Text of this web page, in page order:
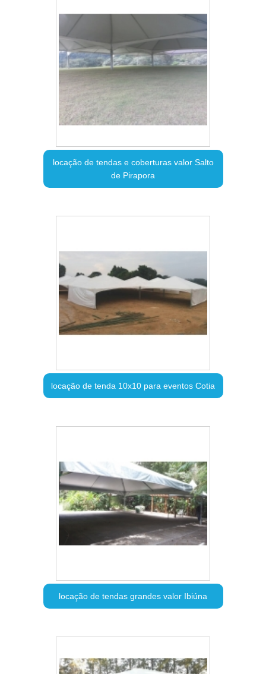
locação de tendas e coberturas valor Salto
de Pirapora
locação de tenda 10x10 para eventos Cotia
locação de tendas grandes valor Ibiúna